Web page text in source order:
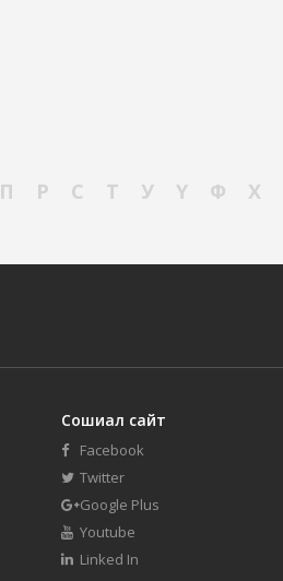
П Р С Т У Ү Ф Х
Сошиал сайт
Facebook
Twitter
Google Plus
Youtube
Linked In